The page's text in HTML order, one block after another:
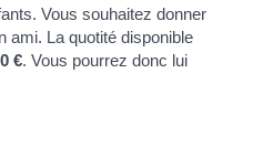
Vous souhaitez donner
ami. La quotité disponible
€. Vous pourrez donc lui